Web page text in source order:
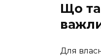
Що
Для